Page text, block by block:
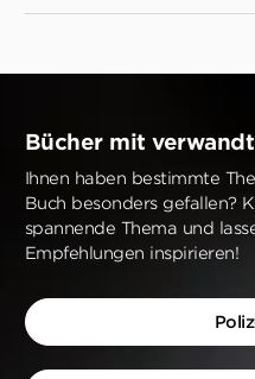
Bücher mit
Ihnen haben bestimmte
Buch besonders gefallen?
spannende Thema und
Empfehlungen inspirieren!